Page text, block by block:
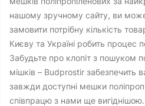
нашому зручному сайту, ви
замовити потрібну кількість
Києву та Україні робить
Забудьте про клопіт з пошуком
мішків – Budprostir забезпечить
завжди доступні мешки
співпрацю з нами ще